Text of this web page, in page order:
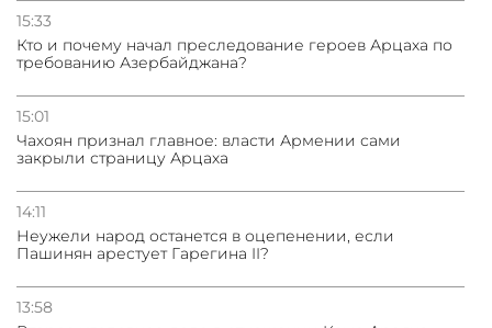
15:33
Кто и почему начал преследование героев Арцаха по
требованию Азербайджана?
15:01
Чахоян признал главное: власти Армении сами
закрыли страницу Арцаха
14:11
Неужели народ останется в оцепенении, если
Пашинян арестует Гарегина II?
13:58